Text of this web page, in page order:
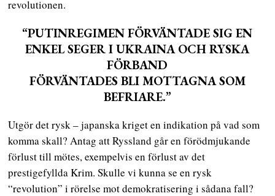
revolutionen.
“PUTINREGIMEN FÖRVÄNTADE SIG EN
ENKEL SEGER I UKRAINA OCH RYSKA
FÖRBAND
FÖRVÄNTADES BLI MOTTAGNA SOM
BEFRIARE.”
Utgör det rysk – japanska kriget en indikation på vad som
komma skall? Antag att Ryssland går en förödmjukande
förlust till mötes, exempelvis en förlust av det
prestigefyllda Krim. Skulle vi kunna se en rysk
“revolution” i rörelse mot demokratisering i sådana fall?